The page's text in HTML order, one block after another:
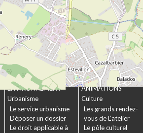
La commission
intergénérationnelle
Maison de retraite La
chartreuse
Les établissements
médico-sociaux
Projet Se Canto
URBANISME &
ENVIRONNEMENT
Urbanisme
Le service urbanisme
Déposer un dossier
Le droit applicable à
CULTURE &
ANIMATIONS
Culture
Les grands rendez-
vous de L’atelier
Le pôle culturel